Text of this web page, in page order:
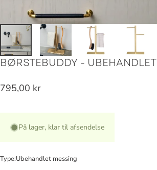
BØRSTEBUDDY - UBEHANDLET
795,00 kr
På lager, klar til afsendelse
Type
Type:Ubehandlet messing